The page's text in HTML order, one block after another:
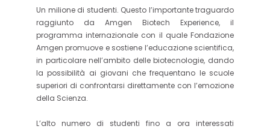
Un milione di studenti. Questo l’importante traguardo
raggiunto da Amgen Biotech Experience, il
programma internazionale con il quale Fondazione
Amgen promuove e sostiene l’educazione scientifica,
in particolare nell’ambito delle biotecnologie, dando
la possibilità ai giovani che frequentano le scuole
superiori di confrontarsi direttamente con l’emozione
della Scienza.
L’alto numero di studenti fino a ora interessati